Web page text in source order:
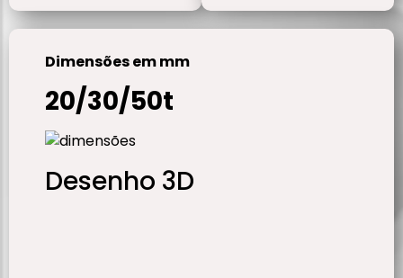
Dimensões em mm
20/30/50t
Desenho 3D